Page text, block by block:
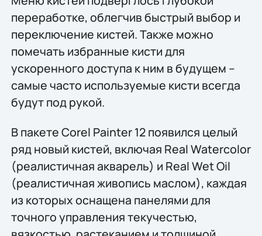
переработке, облегчив быстрый выбор и
переключение кистей. Также можно
помечать избранные кисти для
ускоренного доступа к ним в будущем –
самые часто используемые кисти всегда
будут под рукой.
В пакете Corel Painter 12 появился целый
ряд новый кистей, включая Real Watercolor
(реалистичная акварель) и Real Wet Oil
(реалистичная живопись маслом), каждая
из которых оснащена панелями для
точного управления текучестью,